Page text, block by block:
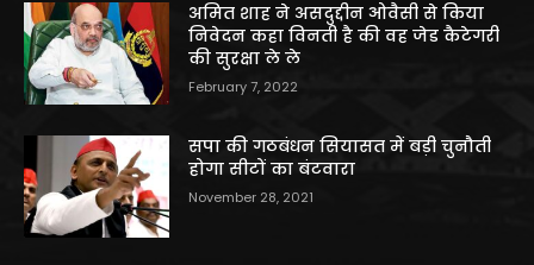
अमित शाह ने असदुद्दीन ओवैसी से किया
निवेदन कहा विनती है की वह जेड कैटेगरी
की सुरक्षा ले ले
February 7, 2022
सपा की गठबंधन सियासत में बड़ी चुनौती
होगा सीटों का बंटवारा
November 28, 2021